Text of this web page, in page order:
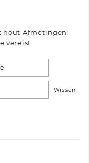
hout Afmetingen:
vereist
Wissen